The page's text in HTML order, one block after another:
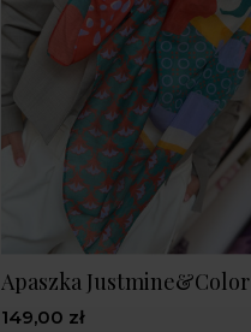
Apaszka Justmine&Color
149,00 zł